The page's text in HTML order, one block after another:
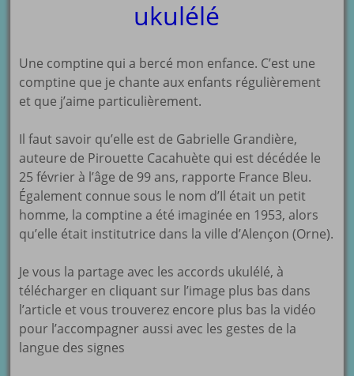
ukulélé
Une comptine qui a bercé mon enfance. C’est une
comptine que je chante aux enfants régulièrement
et que j’aime particulièrement.
Il faut savoir qu’elle est de Gabrielle Grandière,
auteure de Pirouette Cacahuète qui est décédée le
25 février à l’âge de 99 ans, rapporte France Bleu.
Également connue sous le nom d’Il était un petit
homme, la comptine a été imaginée en 1953, alors
qu’elle était institutrice dans la ville d’Alençon (Orne).
Je vous la partage avec les accords ukulélé, à
télécharger en cliquant sur l’image plus bas dans
l’article et vous trouverez encore plus bas la vidéo
pour l’accompagner aussi avec les gestes de la
langue des signes